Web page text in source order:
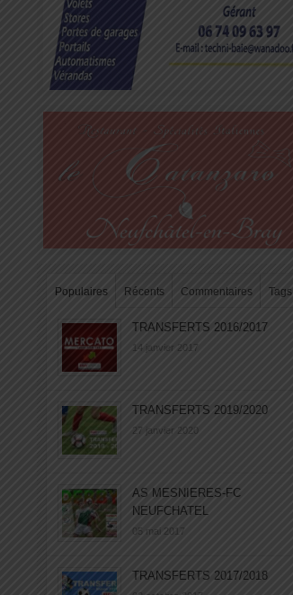
Populaires Récents Commentaires Tags
TRANSFERTS 2016/2017
14 janvier 2017
TRANSFERTS 2019/2020
27 janvier 2020
AS MESNIERES-FC
NEUFCHATEL
05 mai 2017
TRANSFERTS 2017/2018